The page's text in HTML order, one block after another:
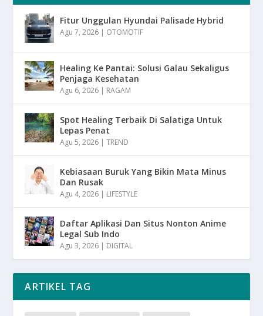
Fitur Unggulan Hyundai Palisade Hybrid
Agu 7, 2026 | OTOMOTIF
Healing Ke Pantai: Solusi Galau Sekaligus
Penjaga Kesehatan
Agu 6, 2026 | RAGAM
Spot Healing Terbaik Di Salatiga Untuk
Lepas Penat
Agu 5, 2026 |TREND
Kebiasaan Buruk Yang Bikin Mata Minus
Dan Rusak
Agu 4, 2026 | LIFESTYLE
Daftar Aplikasi Dan Situs Nonton Anime
Legal Sub Indo
Agu 3, 2026 | DIGITAL
ARTIKEL TAG